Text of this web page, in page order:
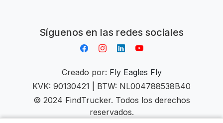
Síguenos en las redes sociales
Creado por: Fly Eagles Fly
KVK: 90130421 | BTW: NL004788538B40
© 2024 FindTrucker. Todos los derechos
reservados.